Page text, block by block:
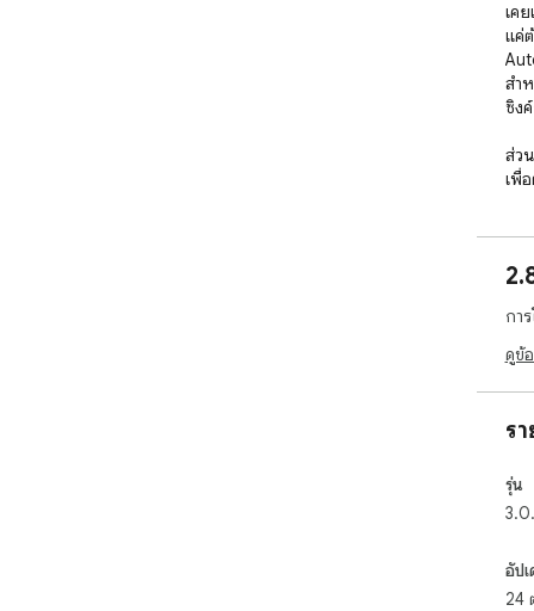
เค
แค่
สำ
ซิง
ส่ว
เพื่
กา
ดูข้
ร
รุ่น
อัป
24